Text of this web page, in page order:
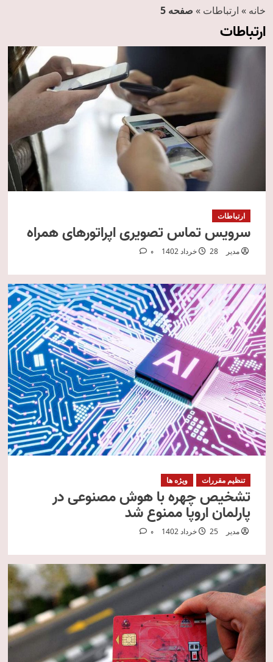
خانه » ارتباطات » صفحه 5
ارتباطات
ارتباطات
سرویس تماس تصویری اپراتورهای همراه
مدیر 28 خرداد 1402 0
تنظیم مقررات ویژه ها
تشخیص چهره با هوش مصنوعی در
پارلمان اروپا ممنوع شد
مدیر 25 خرداد 1402 0